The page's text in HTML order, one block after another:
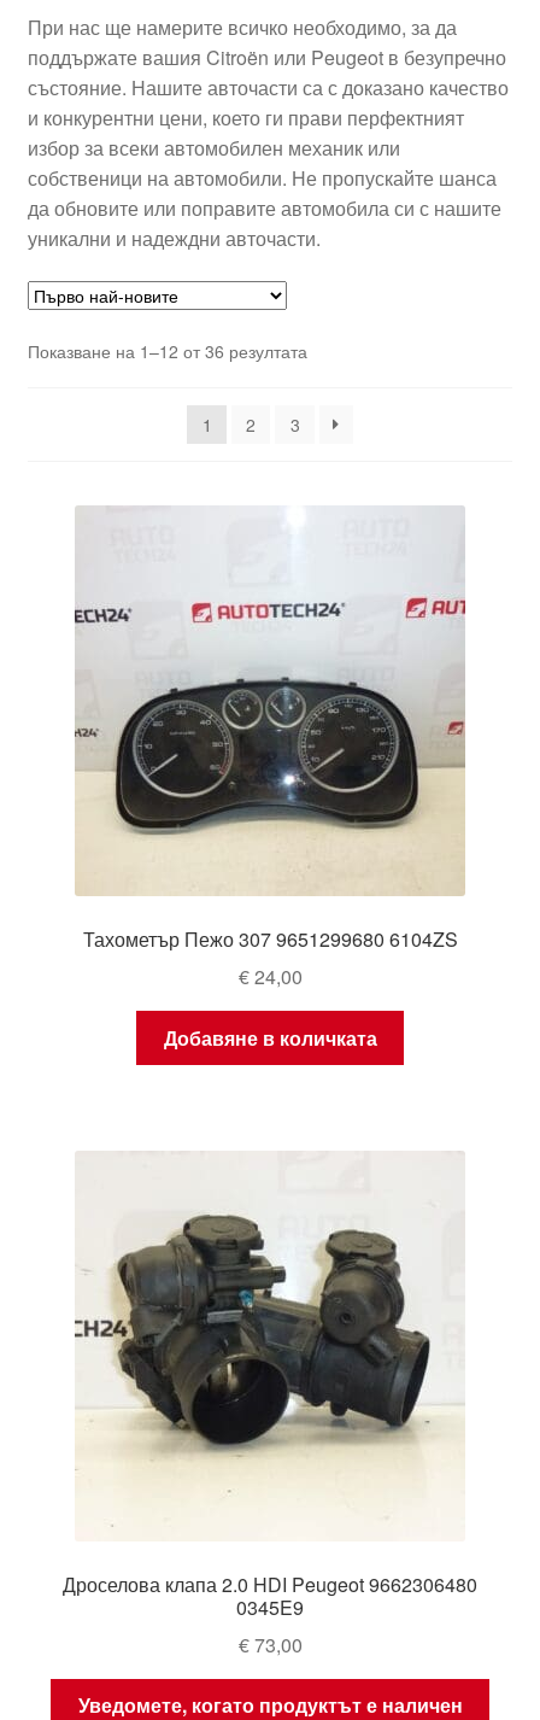
При нас ще намерите всичко необходимо, за да
поддържате вашия Citroën или Peugeot в безупречно
състояние. Нашите авточасти са с доказано качество
и конкурентни цени, което ги прави перфектният
избор за всеки автомобилен механик или
собственици на автомобили. Не пропускайте шанса
да обновите или поправите автомобила си с нашите
уникални и надеждни авточасти.
Показване на 1–12 от 36 резултатаSorted
1
2 3
Тахометър Пежо 307 9651299680 6104ZS
€24,00
Добавяне в количката
Дроселова клапа 2.0 HDI Peugeot 9662306480
0345E9
€73,00
Уведомете, когато продуктът е наличен